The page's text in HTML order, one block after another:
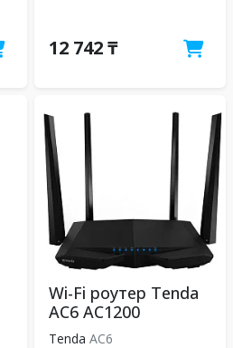
12 742 ₸
Wi-Fi роутер Tenda
AC6 AC1200
Tenda АС6